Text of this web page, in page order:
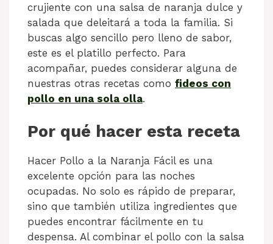
crujiente con una salsa de naranja dulce y
salada que deleitará a toda la familia. Si
buscas algo sencillo pero lleno de sabor,
este es el platillo perfecto. Para
acompañar, puedes considerar alguna de
nuestras otras recetas como fideos con
pollo en una sola olla.
Por qué hacer esta receta
Hacer Pollo a la Naranja Fácil es una
excelente opción para las noches
ocupadas. No solo es rápido de preparar,
sino que también utiliza ingredientes que
puedes encontrar fácilmente en tu
despensa. Al combinar el pollo con la salsa